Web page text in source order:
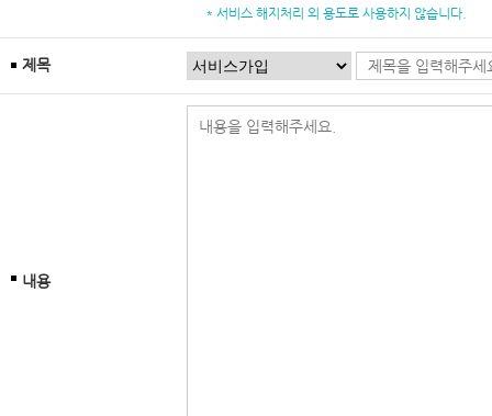
* 서비스 해지처리 외 용도로 사용하지 않습니다.
제목
내용